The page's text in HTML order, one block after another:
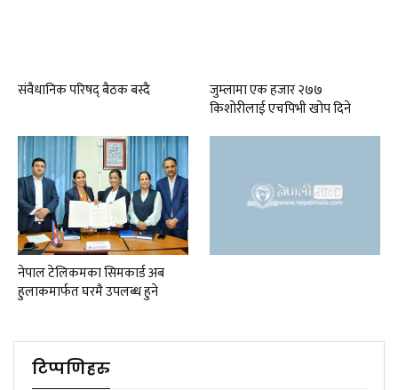
संवैधानिक परिषद् बैठक बस्दै
जुम्लामा एक हजार २७७
किशोरीलाई एचपिभी खोप दिने
नेपाल टेलिकमका सिमकार्ड अब
हुलाकमार्फत घरमै उपलब्ध हुने
टिप्पणिहरु